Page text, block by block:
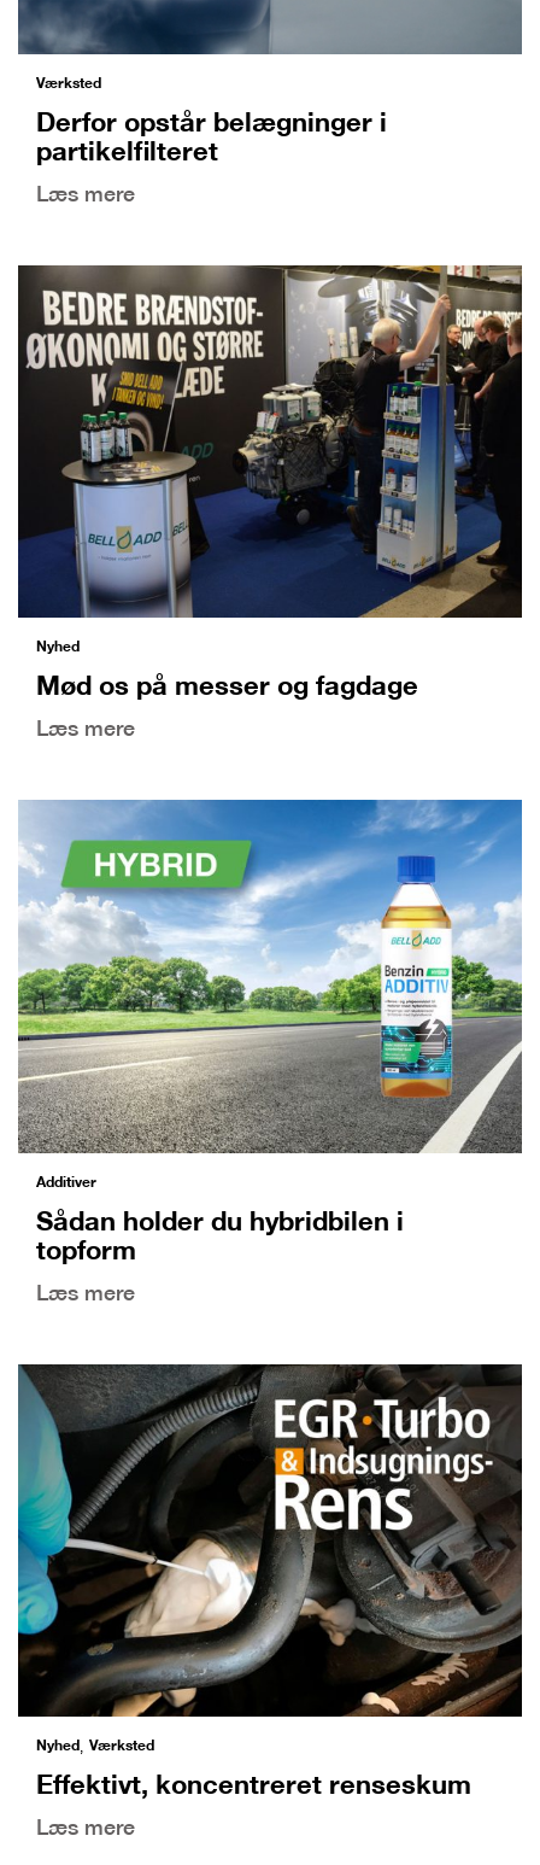
Værksted
Derfor opstår belægninger i
partikelfilteret
Læs mere
Nyhed
Mød os på messer og fagdage
Læs mere
Additiver
Sådan holder du hybridbilen i
topform
Læs mere
Nyhed, Værksted
Effektivt, koncentreret renseskum
Læs mere